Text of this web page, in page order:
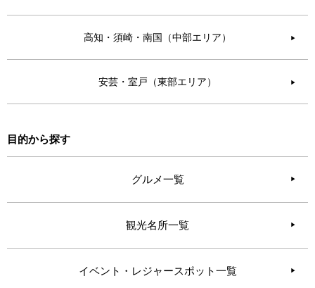
高知・須崎・南国（中部エリア） ▶︎
安芸・室戸（東部エリア） ▶︎
目的から探す
グルメ一覧
観光名所一覧
イベント・レジャースポット一覧